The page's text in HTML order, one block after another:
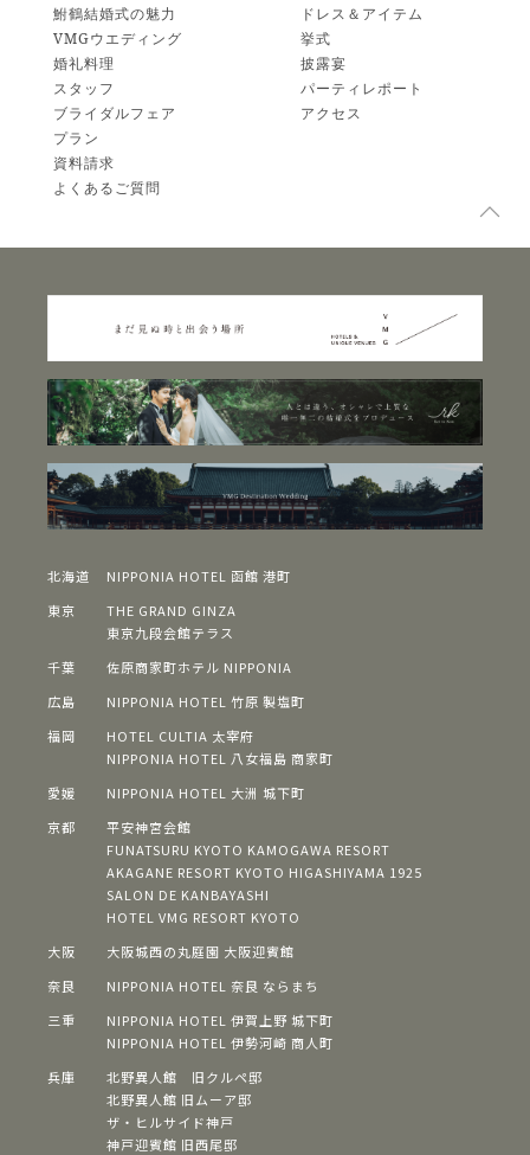
鮒鶴結婚式の魅力
VMGウエディング
婚礼料理
スタッフ
ドレス＆アイテム
挙式
披露宴
パーティレポート
ブライダルフェア
プラン
資料請求
よくあるご質問
アクセス
北海道
NIPPONIA HOTEL 函館 港町
東京
THE GRAND GINZA
東京九段会館テラス
千葉
佐原商家町ホテル NIPPONIA
広島
NIPPONIA HOTEL 竹原 製塩町
福岡
HOTEL CULTIA 太宰府
NIPPONIA HOTEL 八女福島 商家町
愛媛
NIPPONIA HOTEL 大洲 城下町
京都
平安神宮会館
FUNATSURU KYOTO KAMOGAWA RESORT
AKAGANE RESORT KYOTO HIGASHIYAMA 1925
SALON DE KANBAYASHI
HOTEL VMG RESORT KYOTO
大阪
⼤阪城⻄の丸庭園 ⼤阪迎賓館
奈良
NIPPONIA HOTEL 奈良 ならまち
三重
NIPPONIA HOTEL 伊賀上野 城下町
NIPPONIA HOTEL 伊勢河崎 商人町
兵庫
北野異人館 旧クルペ邸
北野異人館 旧ムーア邸
ザ・ヒルサイド神⼾
神⼾迎賓館 旧⻄尾邸